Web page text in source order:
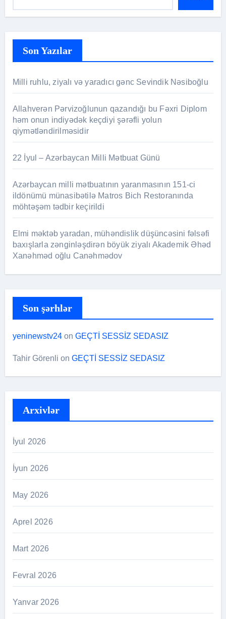
Son Yazılar
Milli ruhlu, ziyalı və yaradıcı gənc Sevindik Nəsiboğlu
Allahverən Pərvizoğlunun qazandığı bu Fəxri Diplom
həm onun indiyədək keçdiyi şərəfli yolun
qiymətləndirilməsidir
22 İyul – Azərbaycan Milli Mətbuat Günü
Azərbaycan milli mətbuatının yaranmasının 151-ci
ildönümü münasibətilə Matros Bich Restoranında
möhtəşəm tədbir keçirildi
Elmi məktəb yaradan, mühəndislik düşüncəsini fəlsəfi
baxışlarla zənginləşdirən böyük ziyalı Akademik Əhəd
Xanəhməd oğlu Canəhmədov
Son şərhlər
yeninewstv24on GEÇTİ SESSİZ SEDASIZ
Tahir Görenli on GEÇTİ SESSİZ SEDASIZ
Arxivlər
İyul 2026
İyun 2026
May 2026
Aprel 2026
Mart 2026
Fevral 2026
Yanvar 2026